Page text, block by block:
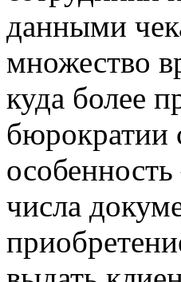
данными
множество
куда более
бюрократии
числа